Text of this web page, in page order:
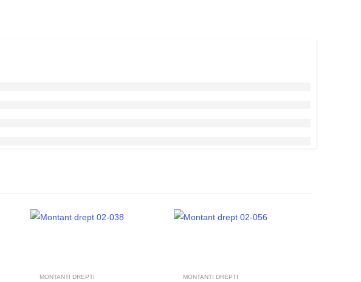
MONTANTI DREPTI MONTANTI DREPTI